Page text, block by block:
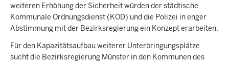
weiteren Erhöhung der Sicherheit würden der städtische
Kommunale Ordnungsdienst (KOD) und die Polizei in enger
Abstimmung mit der Bezirksregierung ein Konzept erarbeiten.
Für den Kapazitätsaufbau weiterer Unterbringungsplätze
sucht die Bezirksregierung Münster in den Kommunen des